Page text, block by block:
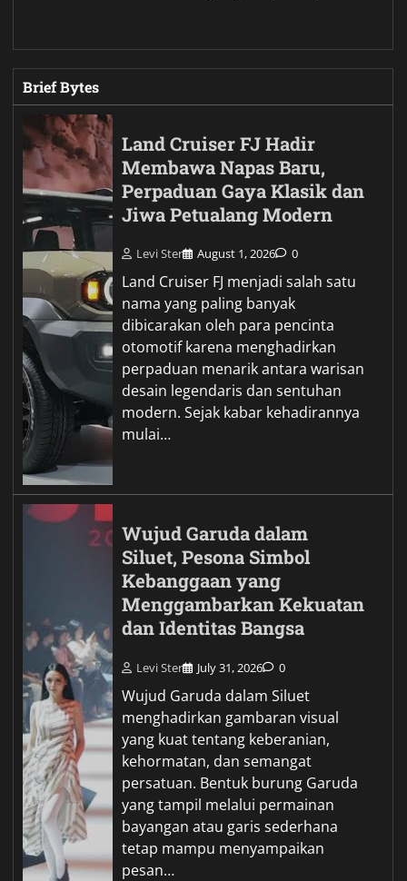
Brief Bytes
Land Cruiser FJ Hadir
Membawa Napas Baru,
Perpaduan Gaya Klasik dan
Jiwa Petualang Modern
Levi Ster August 1, 2026 0
Land Cruiser FJ menjadi salah satu
nama yang paling banyak
dibicarakan oleh para pencinta
otomotif karena menghadirkan
perpaduan menarik antara warisan
desain legendaris dan sentuhan
modern. Sejak kabar kehadirannya
mulai…
Wujud Garuda dalam
Siluet, Pesona Simbol
Kebanggaan yang
Menggambarkan Kekuatan
dan Identitas Bangsa
Levi Ster July 31, 2026 0
Wujud Garuda dalam Siluet
menghadirkan gambaran visual
yang kuat tentang keberanian,
kehormatan, dan semangat
persatuan. Bentuk burung Garuda
yang tampil melalui permainan
bayangan atau garis sederhana
tetap mampu menyampaikan
pesan…